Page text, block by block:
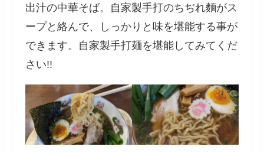
出汁の中華そば。自家製手打のちぢれ麵がス
ープと絡んで、しっかりと味を堪能する事が
できます。自家製手打麺を堪能してみてくだ
さい!!